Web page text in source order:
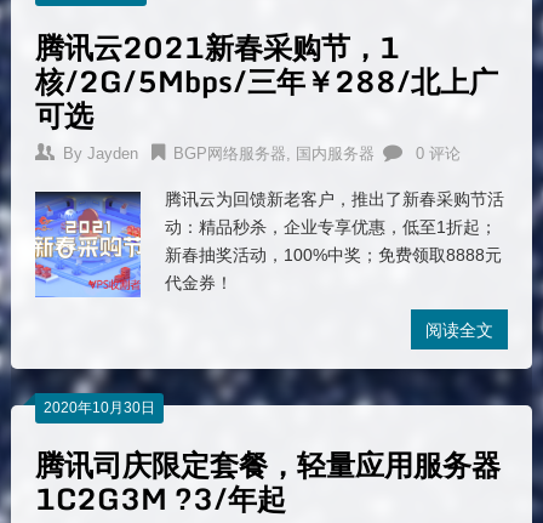
腾讯云2021新春采购节，1
核/2G/5Mbps/三年￥288/北上广
可选
By Jayden BGP网络服务器, 国内服务器 0 评论
腾讯云为回馈新老客户，推出了新春采购节活
动：精品秒杀，企业专享优惠，低至1折起；
新春抽奖活动，100%中奖；免费领取8888元
代金券！
阅读全文
2020年10月30日
腾讯司庆限定套餐，轻量应用服务器
1C2G3M ?3/年起